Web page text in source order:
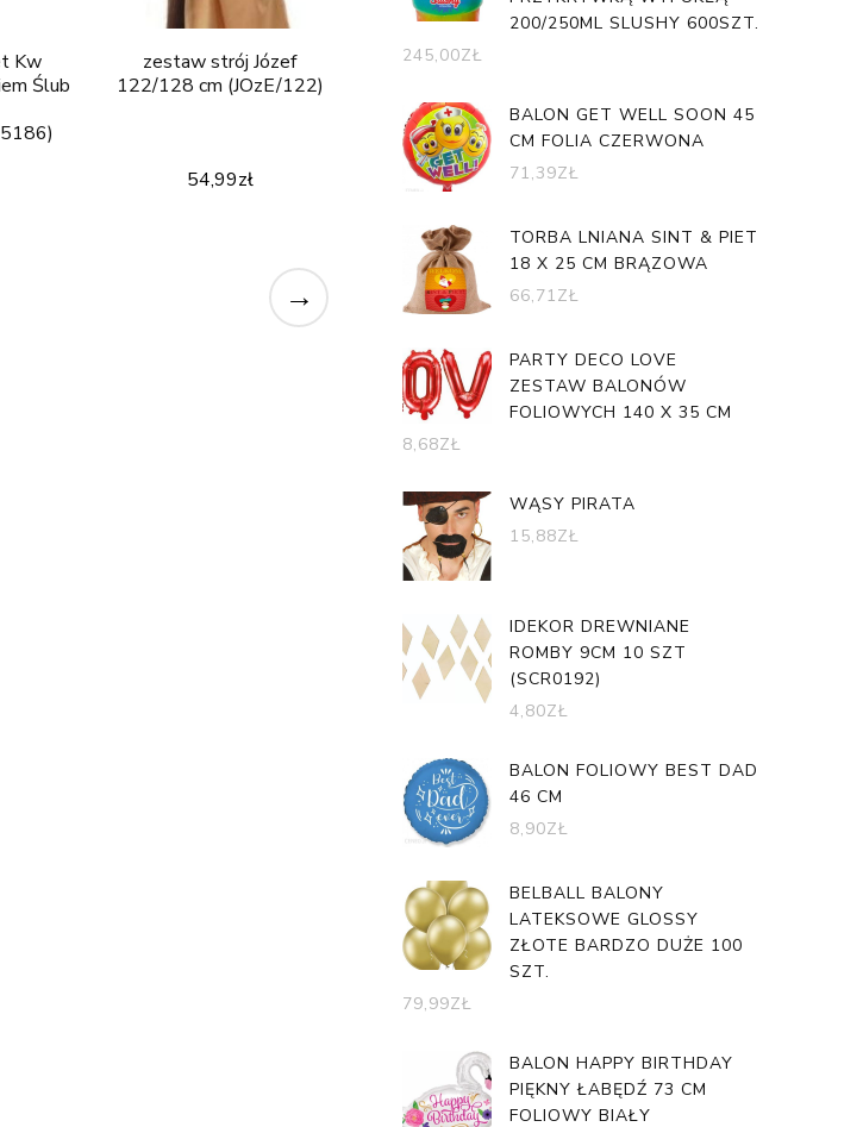
Kw
Ślub
zestaw strój Józef
122/128 cm (JOzE/122)
54,99zł
→
200/250ML SLUSHY 600SZT.
245,00ZŁ
BALON GET WELL SOON 45
CM FOLIA CZERWONA
71,39ZŁ
TORBA LNIANA SINT & PIET
18 X 25 CM BRĄZOWA
66,71ZŁ
PARTY DECO LOVE
ZESTAW BALONÓW
FOLIOWYCH 140 X 35 CM
8,68ZŁ
WĄSY PIRATA
15,88ZŁ
IDEKOR DREWNIANE
ROMBY 9CM 10 SZT
(SCR0192)
4,80ZŁ
BALON FOLIOWY BEST DAD
46 CM
8,90ZŁ
BELBALL BALONY
LATEKSOWE GLOSSY
ZŁOTE BARDZO DUŻE 100
SZT.
79,99ZŁ
BALON HAPPY BIRTHDAY
PIĘKNY ŁABĘDŹ 73 CM
FOLIOWY BIAŁY